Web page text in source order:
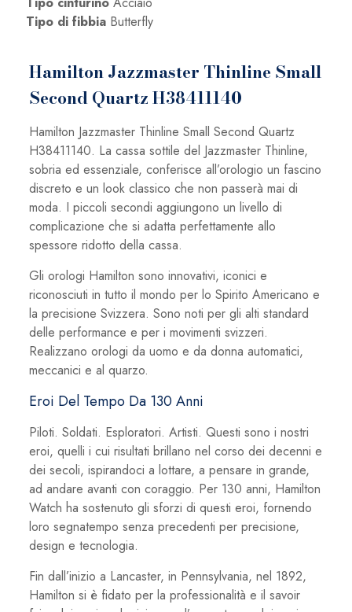
Tipo di fibbia Butterfly
Hamilton Jazzmaster Thinline Small
Second Quartz H38411140
Hamilton Jazzmaster Thinline Small Second Quartz
H38411140. La cassa sottile del Jazzmaster Thinline,
sobria ed essenziale, conferisce all’orologio un fascino
discreto e un look classico che non passerà mai di
moda. I piccoli secondi aggiungono un livello di
complicazione che si adatta perfettamente allo
spessore ridotto della cassa.
Gli orologi Hamilton sono innovativi, iconici e
riconosciuti in tutto il mondo per lo Spirito Americano e
la precisione Svizzera. Sono noti per gli alti standard
delle performance e per i movimenti svizzeri.
Realizzano orologi da uomo e da donna automatici,
meccanici e al quarzo.
Eroi Del Tempo Da 130 Anni
Piloti. Soldati. Esploratori. Artisti. Questi sono i nostri
eroi, quelli i cui risultati brillano nel corso dei decenni e
dei secoli, ispirandoci a lottare, a pensare in grande,
ad andare avanti con coraggio. Per 130 anni, Hamilton
Watch ha sostenuto gli sforzi di questi eroi, fornendo
loro segnatempo senza precedenti per precisione,
design e tecnologia.
Fin dall’inizio a Lancaster, in Pennsylvania, nel 1892,
Hamilton si è fidato per la professionalità e il savoir